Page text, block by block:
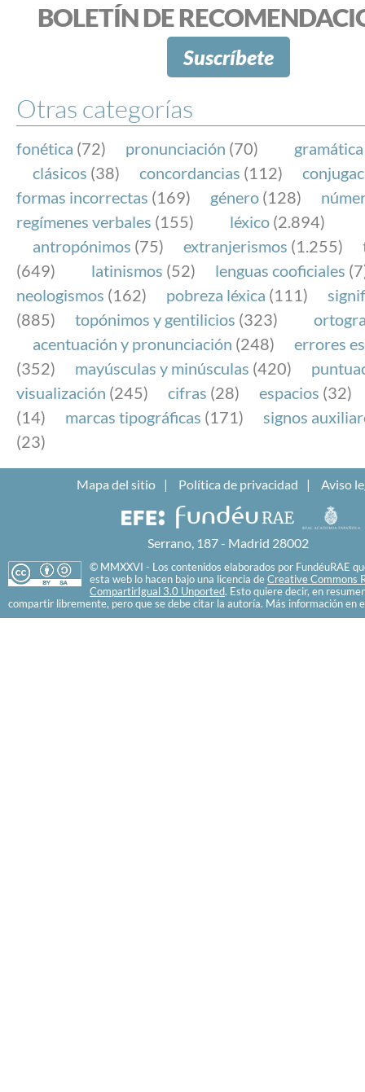
BOLETÍN DE
Suscríbete
Otras categorías
fonética (72) pronunciación (70) gramática
clásicos (38) concordancias (112)
formas incorrectas (169) género (128)
regímenes verbales (155) léxico (2.894)
antropónimos (75) extranjerismos (1.255)
(649)
latinismos (52) lenguas cooficiales
neologismos (162) pobreza léxica (111)
(885)
topónimos y gentilicios (323)
acentuación y pronunciación (248)
errores
(352)
mayúsculas y minúsculas (420)
visualización (245) cifras (28) espacios (32)
(14)
marcas tipográficas (171)
signos
(23)
Mapa del sitio Política de privacidad Aviso
Serrano, 187 - Madrid 28002
© MMXXVI - Los contenidos elaborados por FundéuRAE
esta web lo hacen bajo una licencia de Creative Commons
CompartirIgual 3.0 Unported. Esto quiere decir, en
compartir libremente, pero que se debe citar la autoría. Más información en